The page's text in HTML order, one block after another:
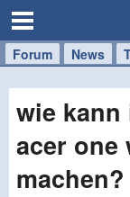
Forum News
Handy
Tablet
Windows
Mac
wie
acer one
machen?